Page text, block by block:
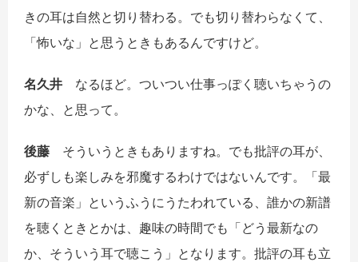
きの耳は自然と切り替わる。でも切り替わらなくて、
「怖いな」と思うときもあるんですけど。
名久井 なるほど。ついつい仕事っぽく聴いちゃうの
かな、と思って。
後藤 そういうときもありますね。でも批評の耳が、
必ずしも楽しみを邪魔するわけではないんです。「最
新の音楽」というふうにうたわれている、誰かの新譜
を聴くときとかは、趣味の時間でも「どう最新なの
か、そういう耳で聴こう」となります。批評の耳も立